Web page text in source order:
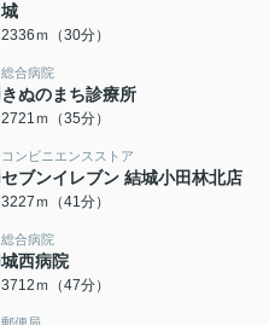
城
2336ｍ（30分）
総合病院
きぬのまち診療所
2721ｍ（35分）
コンビニエンスストア
セブンイレブン 結城小田林北店
3227ｍ（41分）
総合病院
城西病院
3712ｍ（47分）